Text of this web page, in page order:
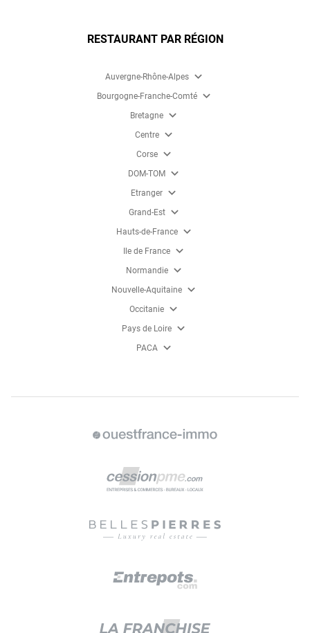
RESTAURANT PAR RÉGION
Auvergne-Rhône-Alpes expand_more
Bourgogne-Franche-Comté expand_more
Bretagne expand_more
Centre expand_more
Corse expand_more
DOM-TOM expand_more
Etranger expand_more
Grand-Est expand_more
Hauts-de-France expand_more
Ile de France expand_more
Normandie expand_more
Nouvelle-Aquitaine expand_more
Occitanie expand_more
Pays de Loire expand_more
PACA expand_more